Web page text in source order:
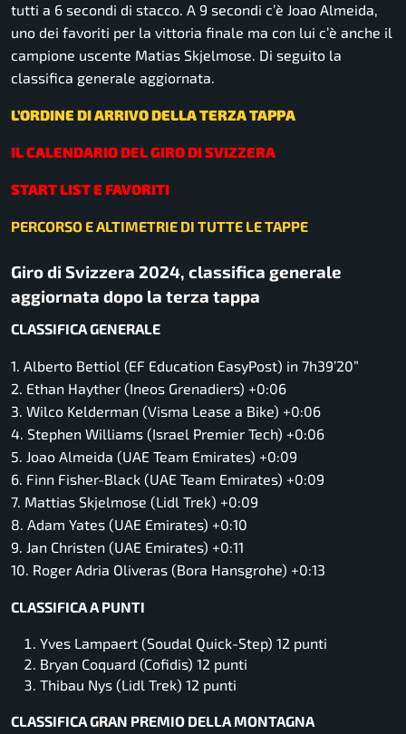
tutti a 6 secondi di stacco. A 9 secondi c’è Joao Almeida,
uno dei favoriti per la vittoria finale ma con lui c’è anche il
campione uscente Matias Skjelmose. Di seguito la
classifica generale aggiornata.
L’ORDINE DI ARRIVO DELLA TERZA TAPPA
IL CALENDARIO DEL GIRO DI SVIZZERA
START LIST E FAVORITI
PERCORSO E ALTIMETRIE DI TUTTE LE TAPPE
Giro di Svizzera 2024, classifica generale
aggiornata dopo la terza tappa
CLASSIFICA GENERALE
1. Alberto Bettiol (EF Education EasyPost) in 7h39’20”
2. Ethan Hayther (Ineos Grenadiers) +0:06
3. Wilco Kelderman (Visma Lease a Bike) +0:06
4. Stephen Williams (Israel Premier Tech) +0:06
5. Joao Almeida (UAE Team Emirates) +0:09
6. Finn Fisher-Black (UAE Team Emirates) +0:09
7. Mattias Skjelmose (Lidl Trek) +0:09
8. Adam Yates (UAE Emirates) +0:10
9. Jan Christen (UAE Emirates) +0:11
10. Roger Adria Oliveras (Bora Hansgrohe) +0:13
CLASSIFICA A PUNTI
Yves Lampaert (Soudal Quick-Step) 12 punti
Bryan Coquard (Cofidis) 12 punti
Thibau Nys (Lidl Trek) 12 punti
CLASSIFICA GRAN PREMIO DELLA MONTAGNA